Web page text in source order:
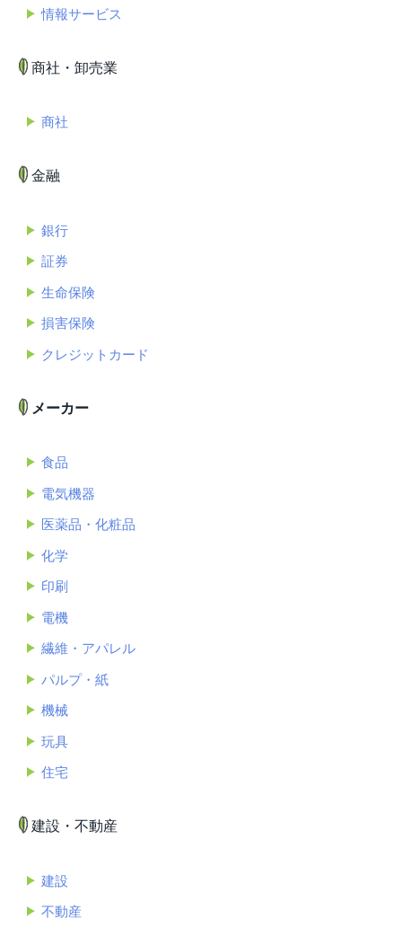
情報サービス
商社・卸売業
商社
金融
銀行
証券
生命保険
損害保険
クレジットカード
メーカー
食品
電気機器
医薬品・化粧品
化学
印刷
電機
繊維・アパレル
パルプ・紙
機械
玩具
住宅
建設・不動産
建設
不動産